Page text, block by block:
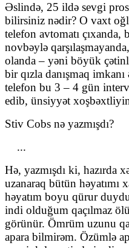
Əslində, 25 ildə sevgi
bilirsiniz nədir? O vaxt
telefon avtomatı çıxanda,
novbəylə
olanda – yəni böyük
bir qızla danışmaq
telefon bu 3 – 4 gün
edib, ünsiyyət
Stiv Cobs nə yazmışdı?
...
Hə, yazmışdı ki, hazırda
uzanaraq bütün həyatımı
həyatım boyu qürur
indi olduğum qaçılmaz
görünür. Ömrüm uzunu
apara bilmirəm. Özümlə